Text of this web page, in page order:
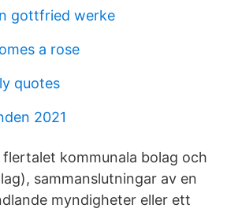
gottfried werke
a rose
quotes
2021
kommunala bolag och
sammanslutningar av en
myndigheter eller ett